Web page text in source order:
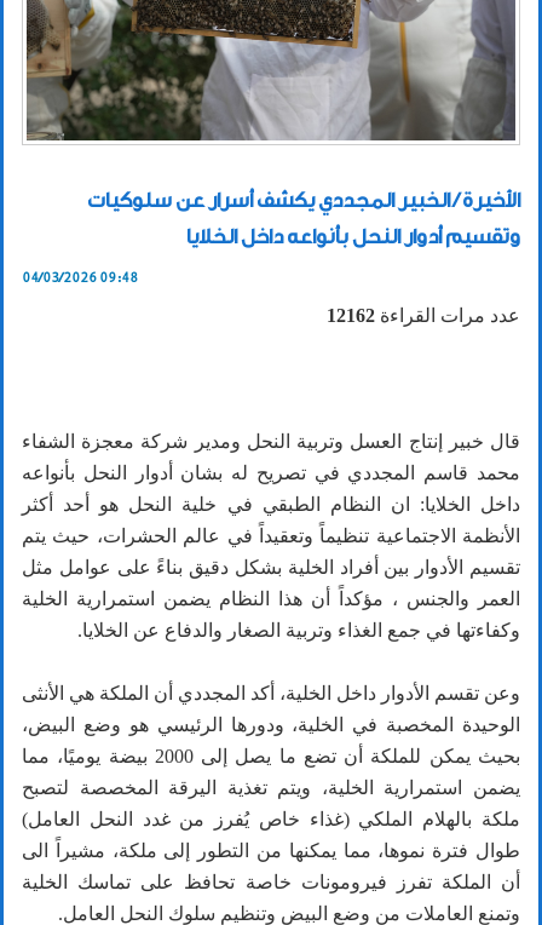
الأخيرة / الخبير المجددي يكشف أسرار عن سلوكيات
وتقسيم أدوار النحل بأنواعه داخل الخلايا
04/03/2026 09:48
عدد مرات القراءة 12162
قال خبير إنتاج العسل وتربية النحل ومدير شركة معجزة الشفاء
محمد قاسم المجددي في تصريح له بشان أدوار النحل بأنواعه
داخل الخلايا: ان النظام الطبقي في خلية النحل هو أحد أكثر
الأنظمة الاجتماعية تنظيماً وتعقيداً في عالم الحشرات، حيث يتم
تقسيم الأدوار بين أفراد الخلية بشكل دقيق بناءً على عوامل مثل
العمر والجنس ، مؤكداً أن هذا النظام يضمن استمرارية الخلية
وكفاءتها في جمع الغذاء وتربية الصغار والدفاع عن الخلايا.
وعن تقسم الأدوار داخل الخلية، أكد المجددي أن الملكة هي الأنثى
الوحيدة المخصبة في الخلية، ودورها الرئيسي هو وضع البيض،
بحيث يمكن للملكة أن تضع ما يصل إلى 2000 بيضة يوميًا، مما
يضمن استمرارية الخلية، ويتم تغذية اليرقة المخصصة لتصبح
ملكة بالهلام الملكي (غذاء خاص يُفرز من غدد النحل العامل)
طوال فترة نموها، مما يمكنها من التطور إلى ملكة، مشيراً الى
أن الملكة تفرز فيرومونات خاصة تحافظ على تماسك الخلية
وتمنع العاملات من وضع البيض وتنظيم سلوك النحل العامل.